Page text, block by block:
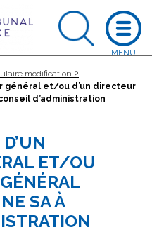
modification 2
général et/ou d’un directeur
d’administration
ET/OU
SA À